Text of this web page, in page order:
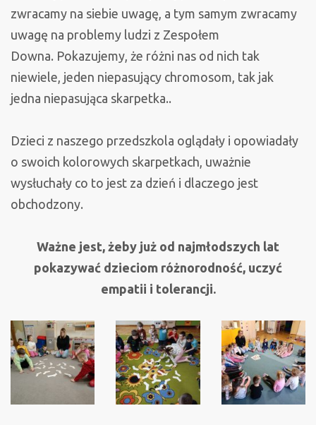
zwracamy na siebie uwagę, a tym samym zwracamy
uwagę na problemy ludzi z Zespołem
Downa. Pokazujemy, że różni nas od nich tak
niewiele, jeden niepasujący chromosom, tak jak
jedna niepasująca skarpetka..
Dzieci z naszego przedszkola oglądały i opowiadały
o swoich kolorowych skarpetkach, uważnie
wysłuchały co to jest za dzień i dlaczego jest
obchodzony.
Ważne jest, żeby już od najmłodszych lat
pokazywać dzieciom różnorodność, uczyć
empatii i tolerancji.